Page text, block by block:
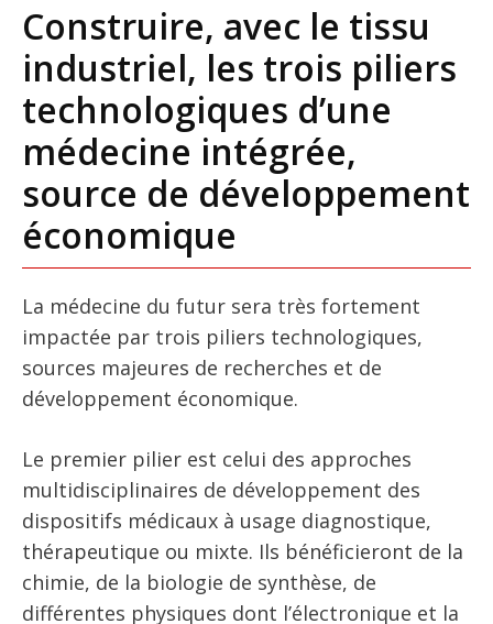
Construire, avec le tissu
industriel, les trois piliers
technologiques d’une
médecine intégrée,
source de développement
économique
La médecine du futur sera très fortement
impactée par trois piliers technologiques,
sources majeures de recherches et de
développement économique.
Le premier pilier est celui des approches
multidisciplinaires de développement des
dispositifs médicaux à usage diagnostique,
thérapeutique ou mixte. Ils bénéficieront de la
chimie, de la biologie de synthèse, de
différentes physiques dont l’électronique et la